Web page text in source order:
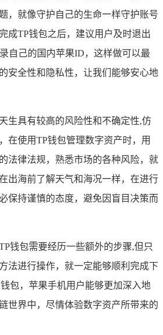
，就像守护自己的生命一样守护账号
成TP钱包之后，建议用户及时退出
自己的国内苹果ID，这样做可以最
安全性和隐私性，让我们能够安心地
生具有较高的风险性和不确定性,仿
在使用TP钱包管理数字资产时，用
法律法规，熟悉市场的各种风险，就
出海前了解天气和海况一样，在进行
保持谨慎的态度，避免因盲目决策而
钱包需要经历一些额外的步骤,但只
法进行操作，就一定能够顺利完成下
包，苹果手机用户能够更加深入地
世界中，尽情体验数字资产所带来的